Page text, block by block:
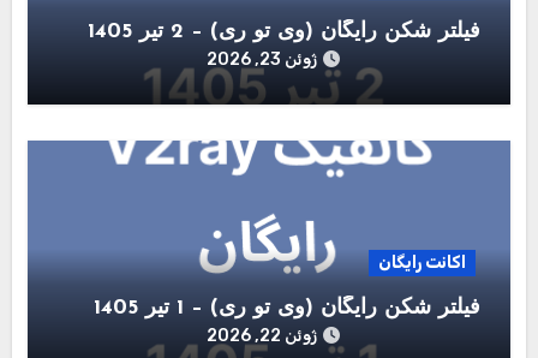
فیلتر شکن رایگان (وی تو ری) – 2 تیر 1405
ژوئن 23, 2026
اکانت رایگان
فیلتر شکن رایگان (وی تو ری) – 1 تیر 1405
ژوئن 22, 2026